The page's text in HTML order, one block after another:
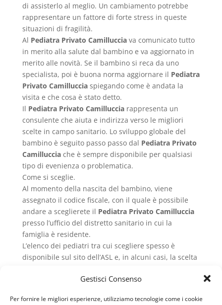
Gestisci Consenso
Per fornire le migliori esperienze, utilizziamo tecnologie come i cookie
di assisterlo al meglio. Un cambiamento potrebbe
rappresentare un fattore di forte stress in queste
situazioni di fragilità.
Al Pediatra Privato Camillucciava comunicato tutto
in merito alla salute dal bambino e va aggiornato in
merito alle novità. Se il bambino si reca da uno
specialista, poi è buona norma aggiornare il Pediatra
Privato Camillucciaspiegando come è andata la
visita e che cosa è stato detto.
Il Pediatra Privato Camillucciarappresenta un
consulente che aiuta e indirizza verso le migliori
scelte in campo sanitario. Lo sviluppo globale del
bambino è seguito passo passo dal Pediatra Privato
Camillucciache è sempre disponibile per qualsiasi
tipo di evenienza o problematica.
Come si sceglie.
Al momento della nascita del bambino, viene
assegnato il codice fiscale, con il quale è possibile
andare a sceglierete il Pediatra Privato Camilluccia
presso l’ufficio del distretto sanitario in cui la
famiglia è residente.
L’elenco dei pediatri tra cui scegliere spesso è
disponibile sul sito dell’ASL e, in alcuni casi, la scelta
doversi per forza recare presso l’ufficio.
Camillucciaè che questo non abbia già raggiunto il